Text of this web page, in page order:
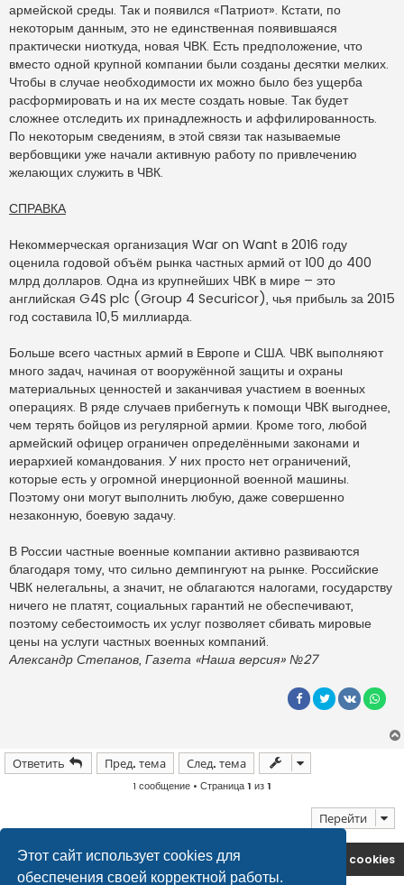
Этот сайт использует cookies для
обеспечения своей корректной работы.
армейской среды. Так и появился «Патриот». Кстати, по
некоторым данным, это не единственная появившаяся
практически ниоткуда, новая ЧВК. Есть предположение, что
вместо одной крупной компании были созданы десятки мелких.
Чтобы в случае необходимости их можно было без ущерба
расформировать и на их месте создать новые. Так будет
сложнее отследить их принадлежность и аффилированность.
По некоторым сведениям, в этой связи так называемые
вербовщики уже начали активную работу по привлечению
желающих служить в ЧВК.
СПРАВКА
Некоммерческая организация War on Want в 2016 году
оценила годовой объём рынка частных армий от 100 до 400
млрд долларов. Одна из крупнейших ЧВК в мире – это
английская G4S plc (Group 4 Securicor), чья прибыль за 2015
год составила 10,5 миллиарда.
Больше всего частных армий в Европе и США. ЧВК выполняют
много задач, начиная от вооружённой защиты и охраны
материальных ценностей и заканчивая участием в военных
операциях. В ряде случаев прибегнуть к помощи ЧВК выгоднее,
чем терять бойцов из регулярной армии. Кроме того, любой
армейский офицер ограничен определёнными законами и
иерархией командования. У них просто нет ограничений,
которые есть у огромной инерционной военной машины.
Поэтому они могут выполнить любую, даже совершенно
незаконную, боевую задачу.
В России частные военные компании активно развиваются
благодаря тому, что сильно демпингуют на рынке. Российские
ЧВК нелегальны, а значит, не облагаются налогами, государству
ничего не платят, социальных гарантий не обеспечивают,
поэтому себестоимость их услуг позволяет сбивать мировые
цены на услуги частных военных компаний.
Александр Степанов, Газета «Наша версия» №27
Ответить Пред. тема След. тема
1 сообщение • Страница1 из1
Перейти
На главную Удалить cookies